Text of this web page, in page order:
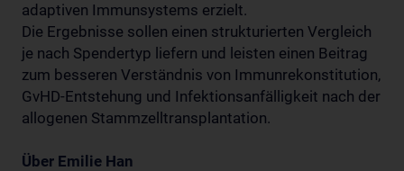
adaptiven Immunsystems erzielt.
Die Ergebnisse sollen einen strukturierten Vergleich
je nach Spendertyp liefern und leisten einen Beitrag
zum besseren Verständnis von Immunrekonstitution,
GvHD-Entstehung und Infektionsanfälligkeit nach der
allogenen Stammzelltransplantation.
Über Emilie Han